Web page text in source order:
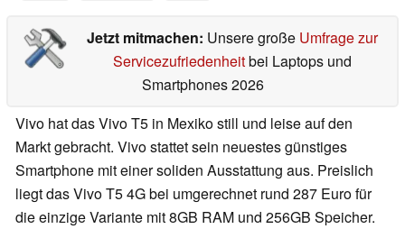
Jetzt mitmachen: Unsere große Umfrage zur
Servicezufriedenheitbei Laptops und
Smartphones 2026
Vivo hat das Vivo T5 in Mexiko still und leise auf den
Markt gebracht. Vivo stattet sein neuestes günstiges
Smartphone mit einer soliden Ausstattung aus. Preislich
liegt das Vivo T5 4G bei umgerechnet rund 287 Euro für
die einzige Variante mit 8GB RAM und 256GB Speicher.